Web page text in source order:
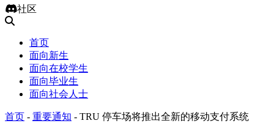
社区
首页
面向新生
面向在校学生
面向毕业生
面向社会人士
首页 - 重要通知 - TRU 停车场将推出全新的移动支付系统